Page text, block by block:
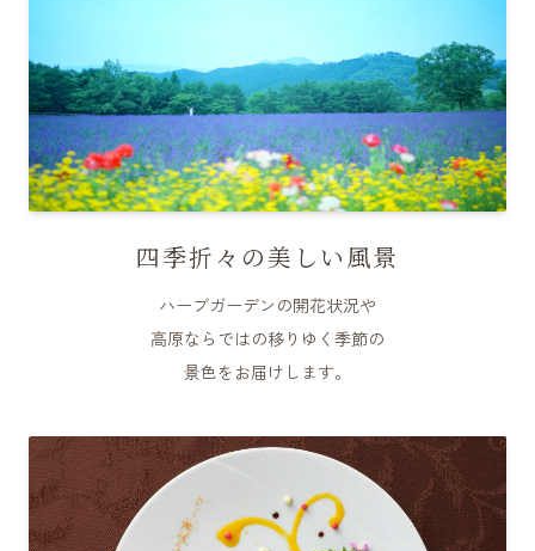
四季折々の美しい風景
ハーブガーデンの開花状況や
高原ならではの移りゆく季節の
景色をお届けします。